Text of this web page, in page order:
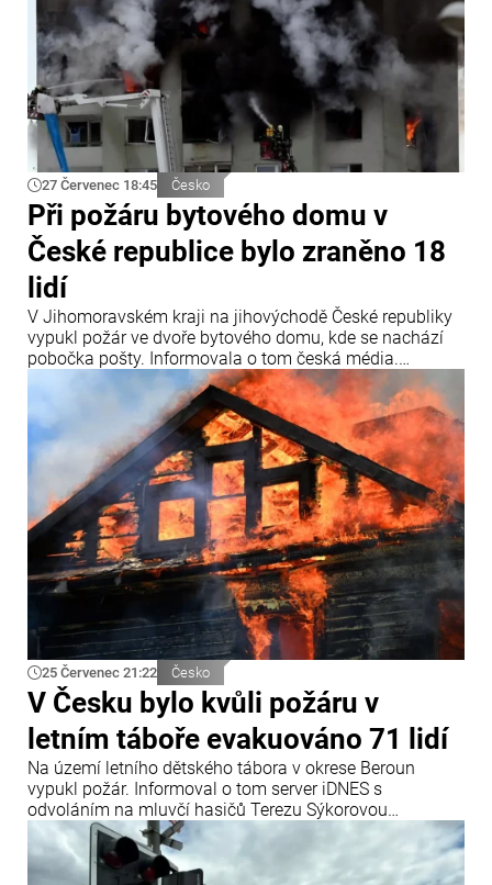
27 Červenec 18:45 Česko
Při požáru bytového domu v
České republice bylo zraněno 18
lidí
V Jihomoravském kraji na jihovýchodě České republiky
vypukl požár ve dvoře bytového domu, kde se nachází
pobočka pošty. Informovala o tom česká média.
„Záchranářům jsme předali přibližně 18 osob,
evakuováno však bylo ještě více lidí,“ uvedly záchranné
složky. Lidé se nadýchali zplodin hoření, a proto byli
všichni převezeni do nemocnice.
25 Červenec 21:22 Česko
V Česku bylo kvůli požáru v
letním táboře evakuováno 71 lidí
Na území letního dětského tábora v okrese Beroun
vypukl požár. Informoval o tom server iDNES s
odvoláním na mluvčí hasičů Terezu Sýkorovou
Fliegerovou.